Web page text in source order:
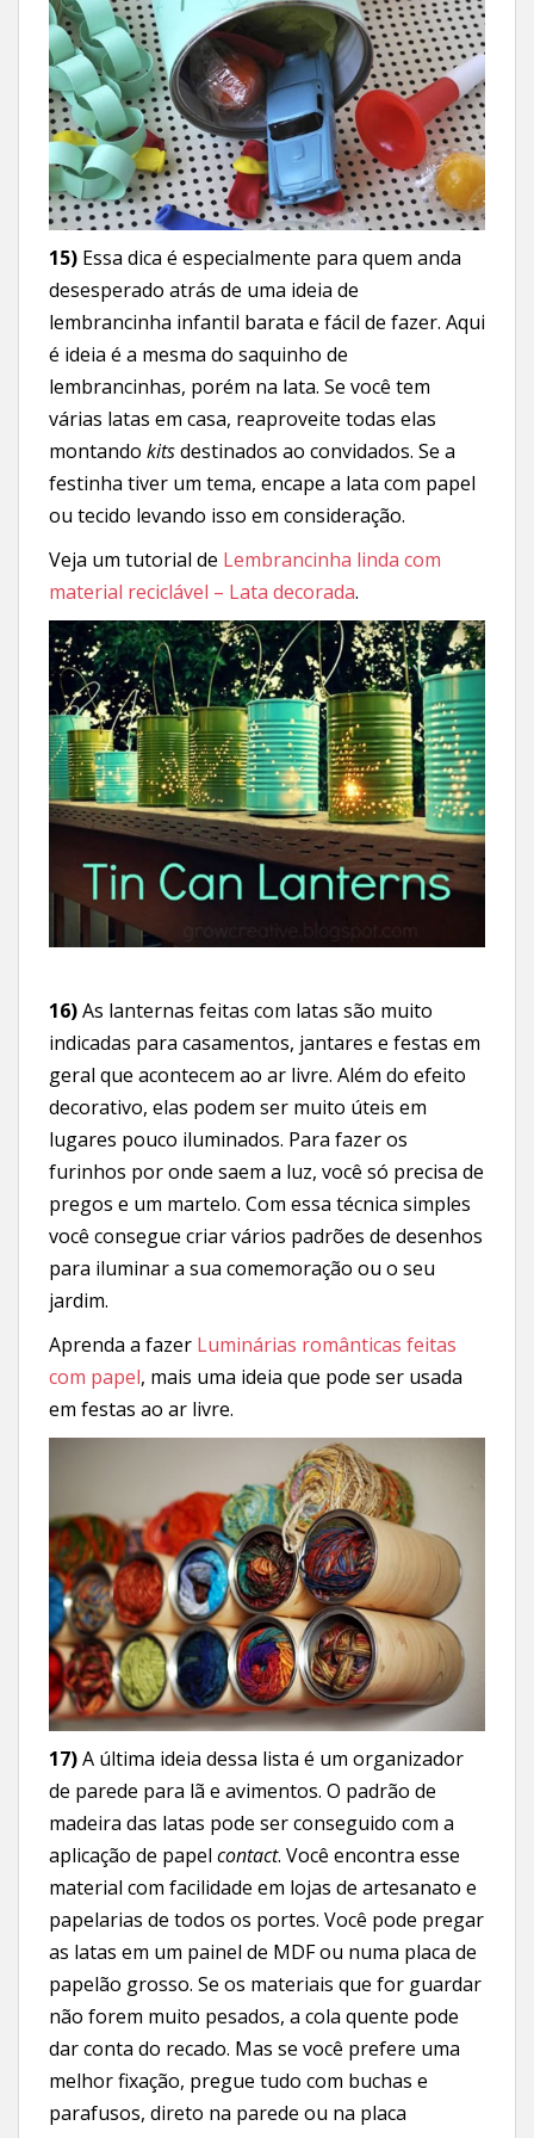
15) Essa dica é especialmente para quem anda
desesperado atrás de uma ideia de
lembrancinha infantil barata e fácil de fazer. Aqui
é ideia é a mesma do saquinho de
lembrancinhas, porém na lata. Se você tem
várias latas em casa, reaproveite todas elas
montando kitsdestinados ao convidados. Se a
festinha tiver um tema, encape a lata com papel
ou tecido levando isso em consideração.
Veja um tutorial de Lembrancinha linda com
material reciclável – Lata decorada.
16)As lanternas feitas com latas são muito
indicadas para casamentos, jantares e festas em
geral que acontecem ao ar livre. Além do efeito
decorativo, elas podem ser muito úteis em
lugares pouco iluminados. Para fazer os
furinhos por onde saem a luz, você só precisa de
pregos e um martelo. Com essa técnica simples
você consegue criar vários padrões de desenhos
para iluminar a sua comemoração ou o seu
jardim.
Aprenda a fazer Luminárias românticas feitas
com papel, mais uma ideia que pode ser usada
em festas ao ar livre.
17)A última ideia dessa lista é um organizador
de parede para lã e avimentos. O padrão de
madeira das latas pode ser conseguido com a
aplicação de papel contact. Você encontra esse
material com facilidade em lojas de artesanato e
papelarias de todos os portes. Você pode pregar
as latas em um painel de MDF ou numa placa de
papelão grosso. Se os materiais que for guardar
não forem muito pesados, a cola quente pode
dar conta do recado. Mas se você prefere uma
melhor fixação, pregue tudo com buchas e
parafusos, direto na parede ou na placa